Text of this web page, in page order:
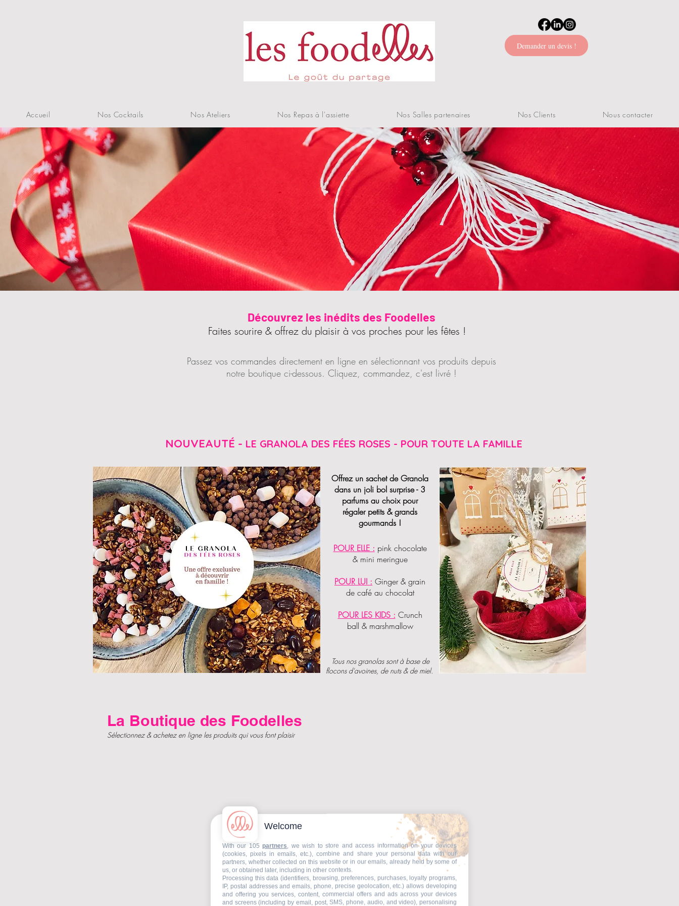
Demander un devis !
Accueil Nos Cocktails Nos Ateliers Nos Repas à l'assiette Nos Salles partenaires Nos Clients Nous contacter
Passez vos commandes directement en ligne en sélectionnant vos produits depuis
notre boutique ci-dessous. Cliquez, commandez, c'est livré !
Découvrez les inédits des Foodelles
Faites sourire & offrez du plaisir à vos proches pour les fêtes !
NOUVEAUTÉ - LE GRANOLA DES FÉES ROSES - POUR TOUTE LA FAMILLE
Offrez un sachet de Granola
dans un joli bol surprise - 3
parfums au choix pour
régaler petits & grands
gourmands !
POUR ELLE : pink chocolate
& mini meringue
POUR LUI : Ginger & grain
de café au chocolat
POUR LES KIDS : Crunch
ball & marshmallow
Tous nos granolas sont à base de
flocons d'avoines, de nuts& de miel.
La Boutique des Foodelles
Sélectionnez & achetez en ligne les produits qui vous font plaisir
- Disponible en retrait ou livraison en janvier 2022
Welcome
With our 105 partners , we wish to store and access information on your devices
(cookies, pixels in emails, etc.), combine and share your personal data with our
partners, whether collected on this website or in our emails, already held by some of
us, or obtained later, including in other contexts.
Processing this data (identifiers, browsing, preferences, purchases, loyalty programs,
IP, postal addresses and emails, phone, precise geolocation, etc.) allows developing
and offering you services, content, commercial offers and ads across your devices
and screens (including by email, post, SMS, phone, audio, and video), personalising